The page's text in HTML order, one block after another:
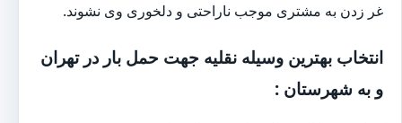
غر زدن به مشتری موجب ناراحتی و دلخوری وی نشوند.
انتخاب بهترین وسیله نقلیه جهت حمل بار در تهران
و به شهرستان :